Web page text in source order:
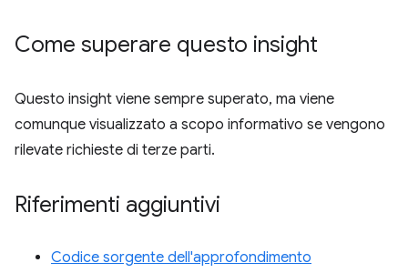
Come superare questo insight
Questo insight viene sempre superato, ma viene
comunque visualizzato a scopo informativo se vengono
rilevate richieste di terze parti.
Riferimenti aggiuntivi
Codice sorgente dell'approfondimento